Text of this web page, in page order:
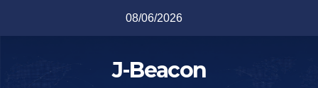
08/06/2026
J-Beacon